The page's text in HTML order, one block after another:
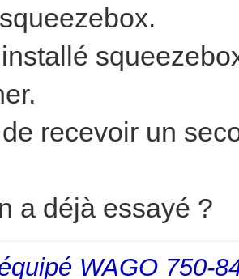
recevoir un
a déjà essayé ?
WAGO 750-